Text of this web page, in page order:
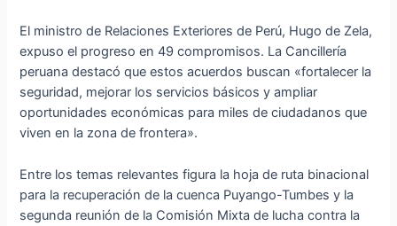
El ministro de Relaciones Exteriores de Perú, Hugo de Zela,
expuso el progreso en 49 compromisos. La Cancillería
peruana destacó que estos acuerdos buscan «fortalecer la
seguridad, mejorar los servicios básicos y ampliar
oportunidades económicas para miles de ciudadanos que
viven en la zona de frontera».
Entre los temas relevantes figura la hoja de ruta binacional
para la recuperación de la cuenca Puyango-Tumbes y la
segunda reunión de la Comisión Mixta de lucha contra la